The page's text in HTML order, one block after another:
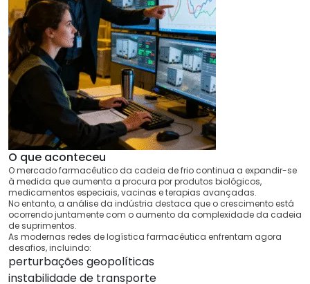
O que aconteceu
O mercado farmacêutico da cadeia de frio continua a expandir-se
à medida que aumenta a procura por produtos biológicos,
medicamentos especiais, vacinas e terapias avançadas.
No entanto, a análise da indústria destaca que o crescimento está
ocorrendo juntamente com o aumento da complexidade da cadeia
de suprimentos.
As modernas redes de logística farmacêutica enfrentam agora
desafios, incluindo:
perturbações geopolíticas
instabilidade de transporte